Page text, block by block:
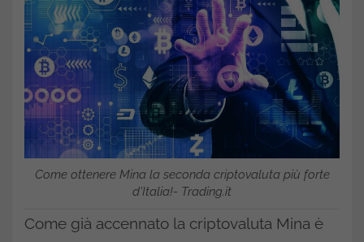
Come ottenere Mina la seconda criptovaluta più forte
d’Italia!- Trading.it
Come già accennato la criptovaluta Mina è